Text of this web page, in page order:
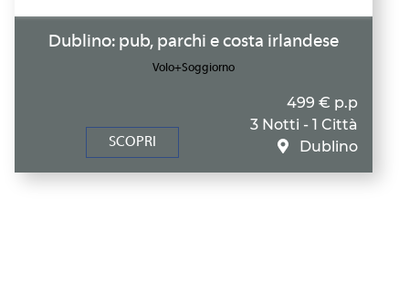
Dublino: pub, parchi e costa irlandese
Volo+Soggiorno
SCOPRI
499 € p.p
3 Notti - 1 Città
Dublino